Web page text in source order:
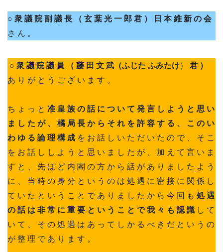
○ 衆 議 院 副 議 長 （ 玄 葉 光 一 郎 君 ）
日 本 維 新 の 会
さ ん 。
○ 衆 議 院 議 員 （ 藤 田 文 武（ふじた ふみたけ）
君 ）
あ り が と う ご ざ い ま す 。
ち ょ っ と 准 皇 族 の 話 に つ い て 発 言 し よ う と 思 い
ま し た が 、 橘 局 長 か ら そ れ を 許 容 す る 、 こ の い
わ ゆ る 論 理 構 成 を お 話 し い た だ い た の で 、 そ こ
を お 話 し し よ う と 思 い ま し た が 、 加 え て 言 い ま
す と 、 先 ほ ど 内 閣 の 方 か ら 話 が あ り ま し た よ う
に 、 当 時 の 身 分 と い う の は 処 遇 に 密 接 に 関 係 し
て い た と い う こ と で あ り ま し た か ら 今 回 も 処 遇
の 話 は 非 常 に 重 要 と い う こ と で 我 々 も 認 識 し て
い て 、 そ の 処 遇 は あ っ て し か る べ き だ と い う の
が 整 理 で あ り ま す 。